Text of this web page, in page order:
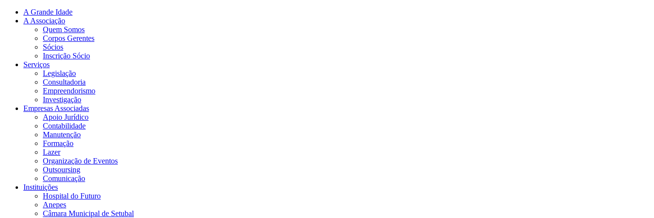
A Grande Idade
A Associação
Quem Somos
Corpos Gerentes
Sócios
Inscrição Sócio
Serviços
Legislação
Consultadoria
Empreendorismo
Investigação
Empresas Associadas
Apoio Jurídico
Contabilidade
Manutenção
Formação
Lazer
Organização de Eventos
Outsoursing
Comunicação
Instituições
Hospital do Futuro
Anepes
Câmara Municipal de Setubal